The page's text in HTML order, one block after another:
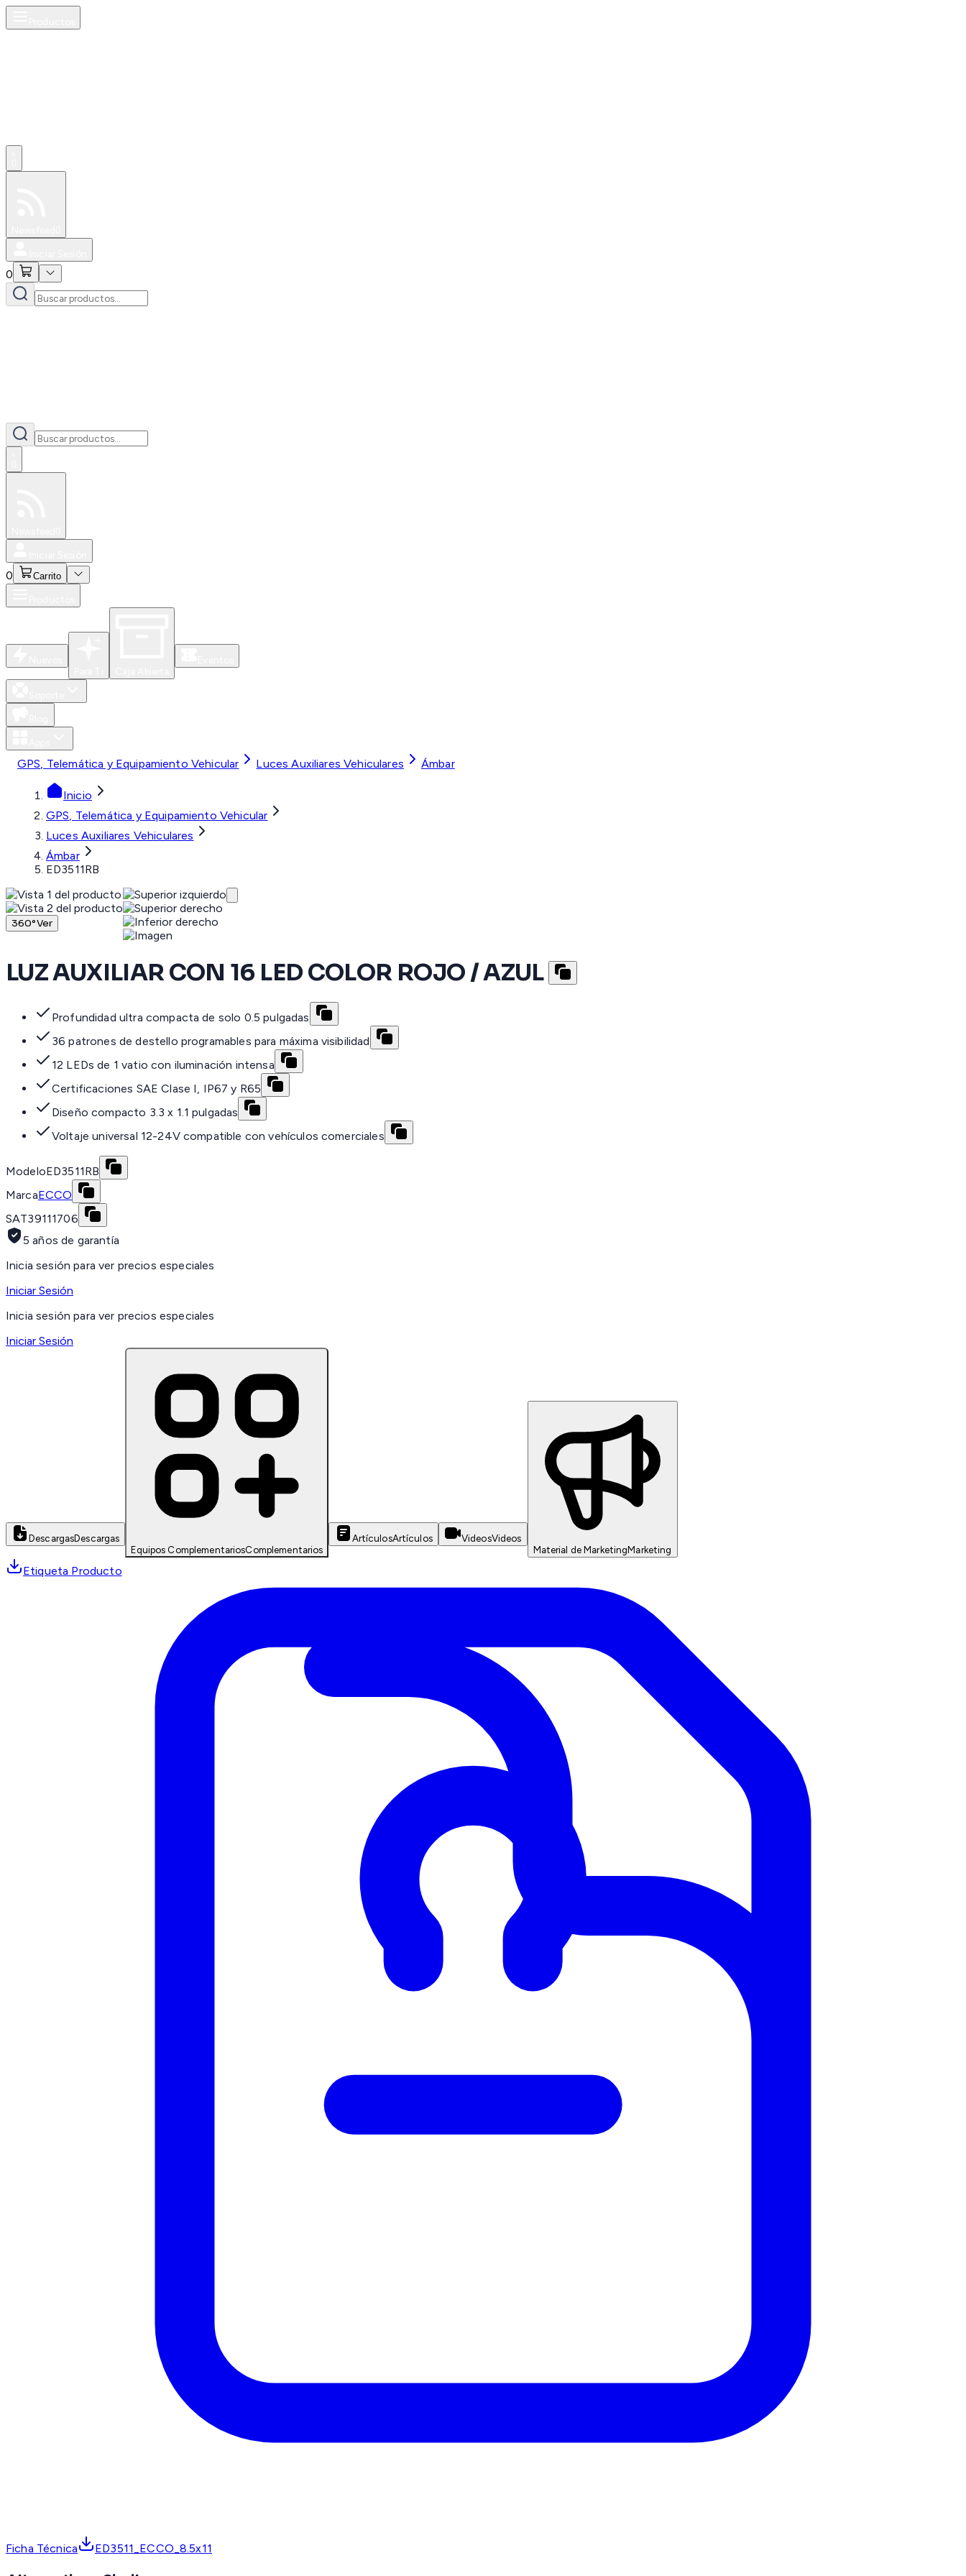
0
0 Carrito
GPS, Telemática y Equipamiento Vehicular Luces Auxiliares Vehiculares Ámbar
Inicio
GPS, Telemática y Equipamiento Vehicular
Luces Auxiliares Vehiculares
Ámbar
ED3511RB
360°Ver
LUZ AUXILIAR CON 16 LED COLOR ROJO / AZUL
Profundidad ultra compacta de solo 0.5 pulgadas
36 patrones de destello programables para máxima visibilidad
12 LEDs de 1 vatio con iluminación intensa
Certificaciones SAE Clase I, IP67 y R65
Diseño compacto 3.3 x 1.1 pulgadas
Voltaje universal 12-24V compatible con vehículos comerciales
ModeloED3511RB
MarcaECCO
SAT39111706
5 años de garantía
Inicia sesión para ver precios especiales
Iniciar Sesión
Inicia sesión para ver precios especiales
Iniciar Sesión
DescargasDescargas
Equipos ComplementariosComplementarios
ArtículosArtículos VideosVideos
Material de MarketingMarketing
Etiqueta Producto
Ficha Técnica ED3511_ECCO_8.5x11